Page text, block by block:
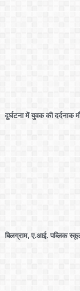
दुर्घटना में युवक की दर्दनाक
बिलग्राम, ए.आई. पब्लिक